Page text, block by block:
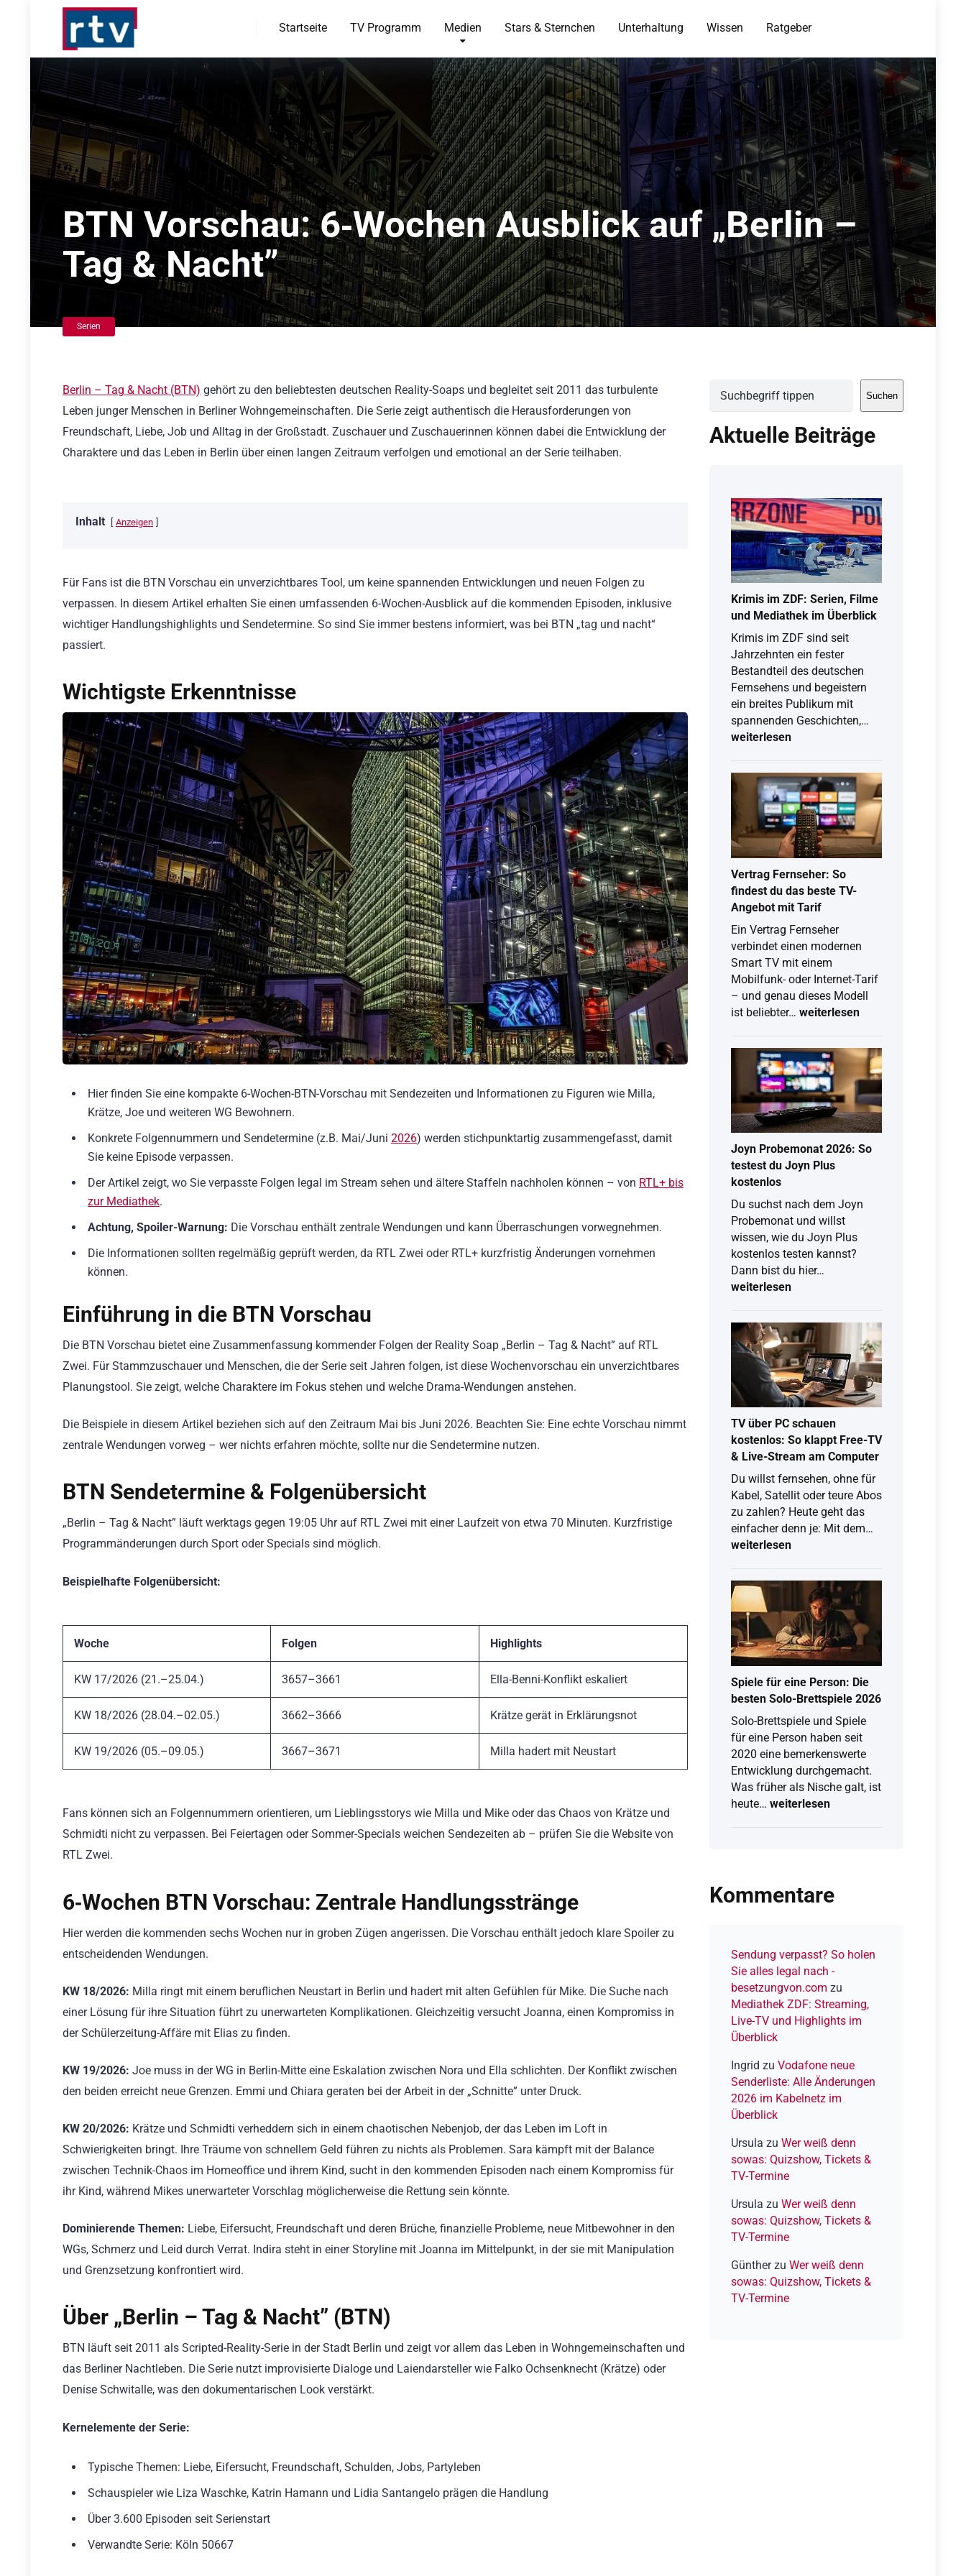
Startseite TV Programm Medien Stars & Sternchen Unterhaltung Wissen Ratgeber
BTN Vorschau: 6‑Wochen Ausblick auf „Berlin –
Tag & Nacht”
Serien
Berlin – Tag & Nacht (BTN) gehört zu den beliebtesten deutschen Reality-Soaps und begleitet seit 2011 das turbulente
Leben junger Menschen in Berliner Wohngemeinschaften. Die Serie zeigt authentisch die Herausforderungen von
Freundschaft, Liebe, Job und Alltag in der Großstadt. Zuschauer und Zuschauerinnen können dabei die Entwicklung der
Charaktere und das Leben in Berlin über einen langen Zeitraum verfolgen und emotional an der Serie teilhaben.
Inhalt Anzeigen
Für Fans ist die BTN Vorschau ein unverzichtbares Tool, um keine spannenden Entwicklungen und neuen Folgen zu
verpassen. In diesem Artikel erhalten Sie einen umfassenden 6-Wochen-Ausblick auf die kommenden Episoden, inklusive
wichtiger Handlungshighlights und Sendetermine. So sind Sie immer bestens informiert, was bei BTN „tag und nacht“
passiert.
Wichtigste Erkenntnisse
Hier finden Sie eine kompakte 6-Wochen-BTN-Vorschau mit Sendezeiten und Informationen zu Figuren wie Milla,
Krätze, Joe und weiteren WG Bewohnern.
Konkrete Folgennummern und Sendetermine (z.B. Mai/Juni 2026) werden stichpunktartig zusammengefasst, damit
Sie keine Episode verpassen.
Der Artikel zeigt, wo Sie verpasste Folgen legal im Stream sehen und ältere Staffeln nachholen können – von RTL+ bis
zur Mediathek.
Achtung, Spoiler-Warnung: Die Vorschau enthält zentrale Wendungen und kann Überraschungen vorwegnehmen.
Die Informationen sollten regelmäßig geprüft werden, da RTL Zwei oder RTL+ kurzfristig Änderungen vornehmen
können.
Einführung in die BTN Vorschau
Die BTN Vorschau bietet eine Zusammenfassung kommender Folgen der Reality Soap „Berlin – Tag & Nacht” auf RTL
Zwei. Für Stammzuschauer und Menschen, die der Serie seit Jahren folgen, ist diese Wochenvorschau ein unverzichtbares
Planungstool. Sie zeigt, welche Charaktere im Fokus stehen und welche Drama-Wendungen anstehen.
Die Beispiele in diesem Artikel beziehen sich auf den Zeitraum Mai bis Juni 2026. Beachten Sie: Eine echte Vorschau nimmt
zentrale Wendungen vorweg – wer nichts erfahren möchte, sollte nur die Sendetermine nutzen.
BTN Sendetermine & Folgenübersicht
„Berlin – Tag & Nacht” läuft werktags gegen 19:05 Uhr auf RTL Zwei mit einer Laufzeit von etwa 70 Minuten. Kurzfristige
Programmänderungen durch Sport oder Specials sind möglich.
Beispielhafte Folgenübersicht:
Woche Folgen Highlights
KW 17/2026 (21.–25.04.) 3657–3661 Ella-Benni-Konflikt eskaliert
KW 18/2026 (28.04.–02.05.) 3662–3666 Krätze gerät in Erklärungsnot
KW 19/2026 (05.–09.05.) 3667–3671 Milla hadert mit Neustart
Fans können sich an Folgennummern orientieren, um Lieblingsstorys wie Milla und Mike oder das Chaos von Krätze und
Schmidti nicht zu verpassen. Bei Feiertagen oder Sommer-Specials weichen Sendezeiten ab – prüfen Sie die Website von
RTL Zwei.
6‑Wochen BTN Vorschau: Zentrale Handlungsstränge
Hier werden die kommenden sechs Wochen nur in groben Zügen angerissen. Die Vorschau enthält jedoch klare Spoiler zu
entscheidenden Wendungen.
KW 18/2026: Milla ringt mit einem beruflichen Neustart in Berlin und hadert mit alten Gefühlen für Mike. Die Suche nach
einer Lösung für ihre Situation führt zu unerwarteten Komplikationen. Gleichzeitig versucht Joanna, einen Kompromiss in
der Schülerzeitung-Affäre mit Elias zu finden.
KW 19/2026: Joe muss in der WG in Berlin-Mitte eine Eskalation zwischen Nora und Ella schlichten. Der Konflikt zwischen
den beiden erreicht neue Grenzen. Emmi und Chiara geraten bei der Arbeit in der „Schnitte” unter Druck.
KW 20/2026: Krätze und Schmidti verheddern sich in einem chaotischen Nebenjob, der das Leben im Loft in
Schwierigkeiten bringt. Ihre Träume von schnellem Geld führen zu nichts als Problemen. Sara kämpft mit der Balance
zwischen Technik-Chaos im Homeoffice und ihrem Kind, sucht in den kommenden Episoden nach einem Kompromiss für
ihr Kind, während Mikes unerwarteter Vorschlag möglicherweise die Rettung sein könnte.
Dominierende Themen: Liebe, Eifersucht, Freundschaft und deren Brüche, finanzielle Probleme, neue Mitbewohner in den
WGs, Schmerz und Leid durch Verrat. Indira steht in einer Storyline mit Joanna im Mittelpunkt, in der sie mit Manipulation
und Grenzsetzung konfrontiert wird.
Über „Berlin – Tag & Nacht” (BTN)
BTN läuft seit 2011 als Scripted-Reality-Serie in der Stadt Berlin und zeigt vor allem das Leben in Wohngemeinschaften und
das Berliner Nachtleben. Die Serie nutzt improvisierte Dialoge und Laiendarsteller wie Falko Ochsenknecht (Krätze) oder
Denise Schwitalle, was den dokumentarischen Look verstärkt.
Kernelemente der Serie:
Typische Themen: Liebe, Eifersucht, Freundschaft, Schulden, Jobs, Partyleben
Schauspieler wie Liza Waschke, Katrin Hamann und Lidia Santangelo prägen die Handlung
Über 3.600 Episoden seit Serienstart
Verwandte Serie: Köln 50667
Suchen
Aktuelle Beiträge
Krimis im ZDF: Serien, Filme
und Mediathek im Überblick
Krimis im ZDF sind seit
Jahrzehnten ein fester
Bestandteil des deutschen
Fernsehens und begeistern
ein breites Publikum mit
spannenden Geschichten,…
Serien,
Filme
und
Mediathek
im
Überblick
weiterlesen
Vertrag Fernseher: So
findest du das beste TV-
Angebot mit Tarif
Ein Vertrag Fernseher
verbindet einen modernen
Smart TV mit einem
Mobilfunk- oder Internet-Tarif
– und genau dieses Modell
ist beliebter… Vertrag
findest
du
das
beste
TV-
Angebot
mit
weiterlesen
Joyn Probemonat 2026: So
testest du Joyn Plus
kostenlos
Du suchst nach dem Joyn
Probemonat und willst
wissen, wie du Joyn Plus
kostenlos testen kannst?
Dann bist du hier…
So
du
Joyn
Plus
kostenlos
weiterlesen
TV über PC schauen
kostenlos: So klappt Free-TV
& Live-Stream am Computer
Du willst fernsehen, ohne für
Kabel, Satellit oder teure Abos
zu zahlen? Heute geht das
einfacher denn je: Mit dem…
schauen
TV
Live-
weiterlesen
Spiele für eine Person: Die
besten Solo-Brettspiele 2026
Solo-Brettspiele und Spiele
für eine Person haben seit
2020 eine bemerkenswerte
Entwicklung durchgemacht.
Was früher als Nische galt, ist
heute… Spiele
besten
Solo-
weiterlesen
Kommentare
Sendung verpasst? So holen
Sie alles legal nach -
besetzungvon.com zu
Mediathek ZDF: Streaming,
Live-TV und Highlights im
Überblick
Ingrid zu Vodafone neue
Senderliste: Alle Änderungen
2026 im Kabelnetz im
Überblick
Ursula zu Wer weiß denn
sowas: Quizshow, Tickets &
TV-Termine
Ursula zu Wer weiß denn
sowas: Quizshow, Tickets &
TV-Termine
Güntherzu Wer weiß denn
sowas: Quizshow, Tickets &
TV-Termine